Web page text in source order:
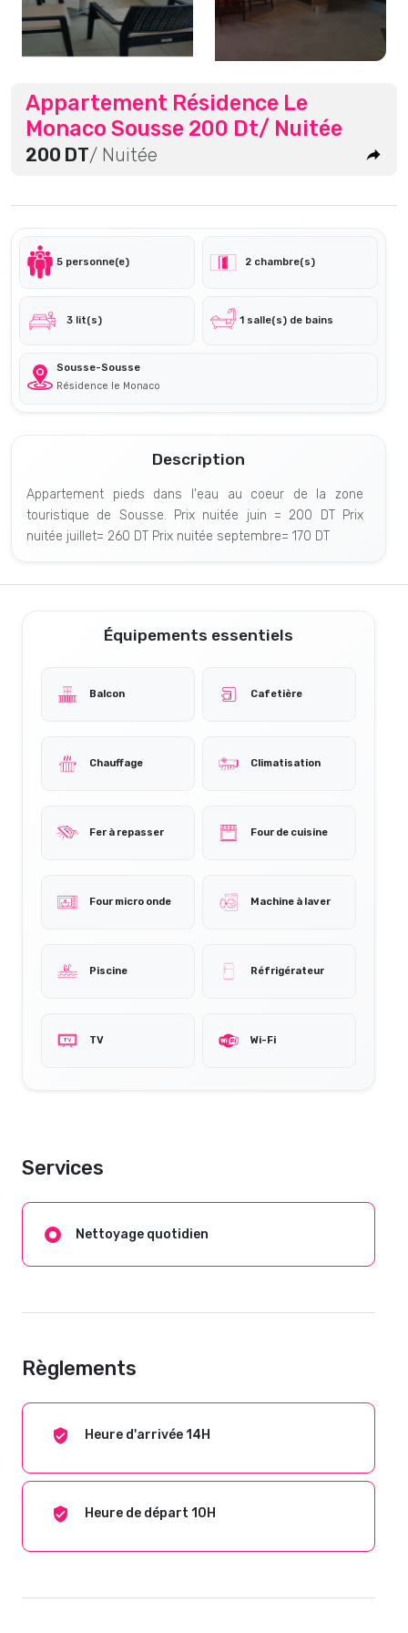
Appartement Résidence Le
Monaco Sousse 200 Dt/ Nuitée
200 DT/ Nuitée
5 personne(e) 2 chambre(s)
3 lit(s) 1 salle(s) de bains
Sousse-Sousse
Résidence le Monaco
Description
Appartement pieds dans l'eau au coeur de la zone
touristique de Sousse. Prix nuitée juin = 200 DT Prix
nuitée juillet= 260 DT Prix nuitée septembre= 170 DT
Équipements essentiels
Balcon Cafetière
Chauffage Climatisation
Fer à repasser Four de cuisine
Four micro onde Machine à laver
Piscine Réfrigérateur
TV Wi-Fi
Services
Nettoyage quotidien
Règlements
Heure d'arrivée 14H
Heure de départ 10H